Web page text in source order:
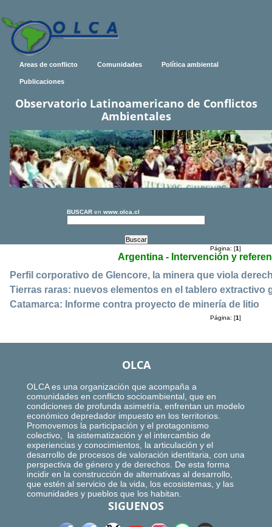
Areas de conflicto Comunidades Política ambiental
Publicaciones
Observatorio Latinoamericano de Conflictos
Ambientales
BUSCAR en www.olca.cl
Página: [1]
Argentina - Intervención y
Perfil corporativo de Glencore, la minera que viola
Tierras raras: nuevos elementos en el tablero extractivo
Catamarca: Informe contra proyecto de minería de litio
Página: [1]
OLCA
OLCA es una organización que acompaña a
comunidades en conflicto socioambiental, que en
condiciones de profunda asimetría, enfrentan un modelo
económico depredador impuesto en los territorios.
Promovemos la participación y el protagonismo
colectivo, la sistematización y el intercambio de
experiencias y conocimientos, la articulación y el
desarrollo de procesos de valoración identitaria, con una
perspectiva de género y de derechos. De esta forma
incidir en la construcción de alternativas al desarrollo,
que estén al servicio de la vida, los ecosistemas, y las
comunidades y pueblos que los habitan.
SIGUENOS